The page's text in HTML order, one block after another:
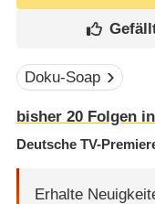
Doku-Soap
bisher 20Folgen in
Deutsche TV-
Erhalte